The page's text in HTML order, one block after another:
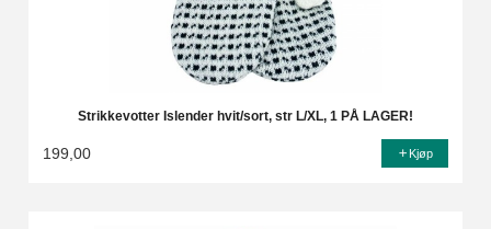
Strikkevotter Islender hvit/sort, str L/XL, 1 PÅ LAGER!
199,00 Kjøp